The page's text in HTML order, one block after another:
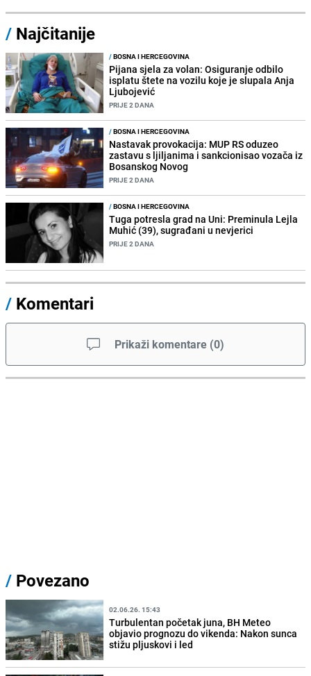
/ Najčitanije
/BOSNA I HERCEGOVINA
Pijana sjela za volan: Osiguranje odbilo
isplatu štete na vozilu koje je slupala Anja
Ljubojević
PRIJE 2 DANA
/BOSNA I HERCEGOVINA
Nastavak provokacija: MUP RS oduzeo
zastavu s ljiljanima i sankcionisao vozača iz
Bosanskog Novog
PRIJE 2 DANA
/BOSNA I HERCEGOVINA
Tuga potresla grad na Uni: Preminula Lejla
Muhić (39), sugrađani u nevjerici
PRIJE 2 DANA
/ Komentari
Prikaži komentare (0)
/ Povezano
02.06.26. 15:43
Turbulentan početak juna, BH Meteo
objavio prognozu do vikenda: Nakon sunca
stižu pljuskovi i led